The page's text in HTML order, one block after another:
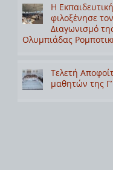
Η
φιλοξένησε
Διαγωνισμό
Ολυμπιάδας
Τελετή
μαθητών της